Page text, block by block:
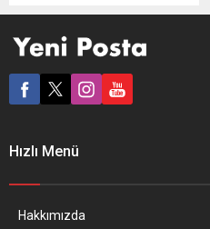
giren 6 milletvekiline uyarı
Parlamentonun Strasbourg,
Brüksel ve Lüksemburg’daki
Sertifikası’nı göstermeden
tekrarlandığına bağlı olarak
Hızlı Menü
Hakkımızda